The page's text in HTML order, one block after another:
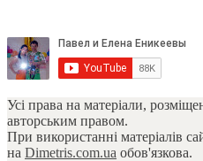
Усі права на матеріали,
авторським правом.
При використанні матеріалів
на Dimetris.com.ua обов'язкова.